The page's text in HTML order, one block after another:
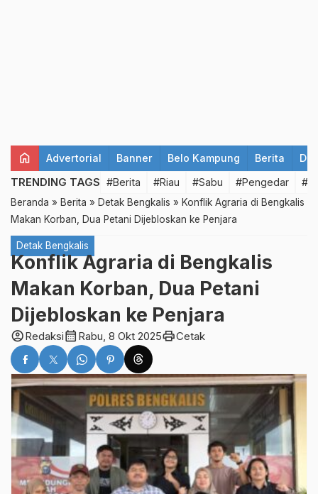
home Advertorial Banner Belo Kampung Berita
TRENDING TAGS #Berita #Riau #Sabu #Pengedar
Beranda » Berita » Detak Bengkalis » Konflik Agraria di Bengkalis
Makan Korban, Dua Petani Dijebloskan ke Penjara
Detak Bengkalis
Konflik Agraria di Bengkalis
Makan Korban, Dua Petani
Dijebloskan ke Penjara
account_circleRedaksicalendar_month Rabu, 8 Okt 2025printCetak